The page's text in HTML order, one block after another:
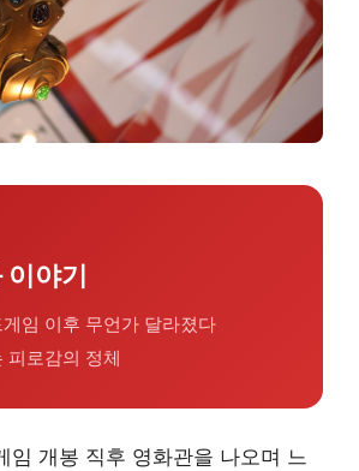
이야기
임 이후 무언가 달라졌다
피로감의 정체
임 개봉 직후 영화관을 나오며 느